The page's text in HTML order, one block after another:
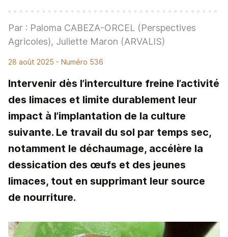
Par : Paloma CABEZA-ORCEL (Perspectives
Agricoles), Juliette Maron (ARVALIS)
28 août 2025 - Numéro 536
Intervenir dès l’interculture freine l’activité
des limaces et limite durablement leur
impact à l’implantation de la culture
suivante. Le travail du sol par temps sec,
notamment le déchaumage, accélère la
dessication des œufs et des jeunes
limaces, tout en supprimant leur source
de nourriture.